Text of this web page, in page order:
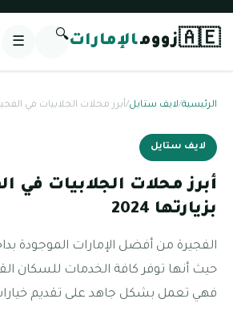
🇦🇪زوومالإمارات🔍
☰
الرئيسية/لايف ستايل/أبرز محلات الجلابيات في الفجيرة
لايف ستايل
أبرز محلات الجلابيات في
بزيارتها 2024
الفجيرة من أفضل الإمارات الموجودة
حيث أنها توفر كافة الخدمات للسكان
فهي تعمل بشكل جاهد على تقديم